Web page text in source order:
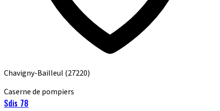
Chavigny-Bailleul (27220)
Caserne de pompiers
Sdis 78